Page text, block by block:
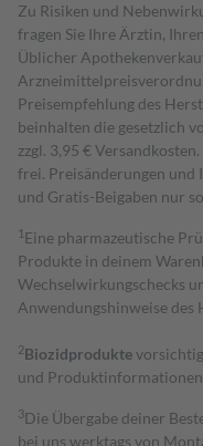
Zu Risiken und
fragen Sie Ihre Ärztin,
Üblicher
Preisempfehlung des
beinhalten die gesetzlich
zzgl. 3,95 €
frei. Preisänderungen
und Gratis-Beigaben nur
1 Eine pharmazeutische
Produkte in deinem
Wechselwirkungschecks
Anwendungshinweise des
2Biozidprodukte
und Produktinformationen
3Die Übergabe deiner
bei uns werktags von